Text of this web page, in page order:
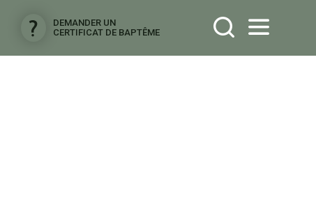
DEMANDER UN
CERTIFICAT DE BAPTÊME